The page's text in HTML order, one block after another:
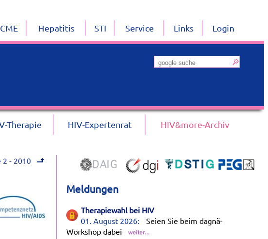
2 - 2010
Meldungen
Therapiewahl bei HIV
01. August 2026:
Seien Sie beim dagnä-
Workshop dabei
CME Hepatitis STI Service Links Login
Therapie HIV-Expertenrat HIV&more-Archiv